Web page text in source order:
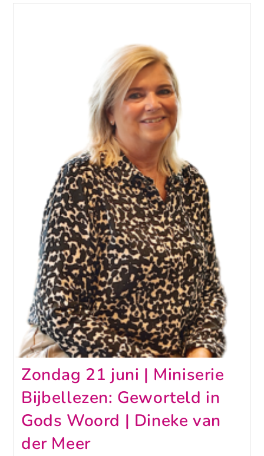
Zondag 21 juni | Miniserie
Bijbellezen: Geworteld in
Gods Woord | Dineke van
der Meer